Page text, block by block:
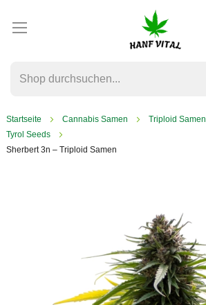
Startseite Cannabis Samen
Triploid Samen
Tyrol Seeds
Sherbert 3n – Triploid Samen